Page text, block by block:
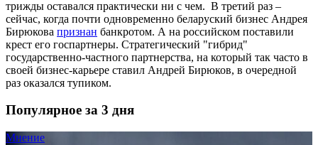
трижды оставался практически ни с чем. В третий раз –
сейчас, когда почти одновременно беларуский бизнес Андрея
Бирюкова признан банкротом. А на российском поставили
крест его госпартнеры. Стратегический "гибрид"
государственно-частного партнерства, на который так часто в
своей бизнес-карьере ставил Андрей Бирюков, в очередной
раз оказался тупиком.
Популярное за 3 дня
Мнение